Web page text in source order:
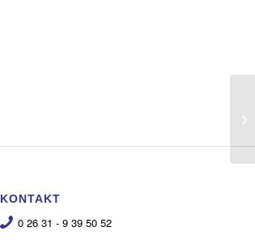
KONTAKT
0 26 31 - 9 39 50 52